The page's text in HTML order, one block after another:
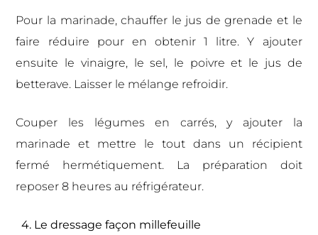
Pour la marinade, chauffer le jus de grenade et le
faire réduire pour en obtenir 1 litre. Y ajouter
ensuite le vinaigre, le sel, le poivre et le jus de
betterave. Laisser le mélange refroidir.
Couper les légumes en carrés, y ajouter la
marinade et mettre le tout dans un récipient
fermé hermétiquement. La préparation doit
reposer 8 heures au réfrigérateur.
4. Le dressage façon millefeuille